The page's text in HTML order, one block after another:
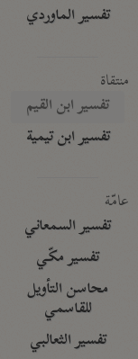
تفسير الماوردي
منتقاة
تفسير ابن القيم
تفسير ابن تيمية
عامّة
تفسير السمعاني
تفسير مكّي
محاسن التأويل
للقاسمي
تفسير الثعالبي